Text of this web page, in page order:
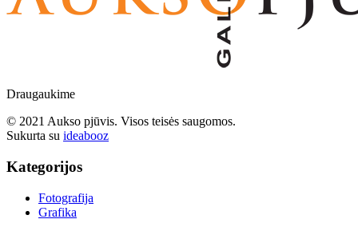
Draugaukime
© 2021 Aukso pjūvis. Visos teisės saugomos.
Sukurta su ideabooz
Kategorijos
Fotografija
Grafika